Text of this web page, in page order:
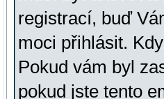
registrací, buď
moci přihlásit.
Pokud vám byl
pokud jste tento